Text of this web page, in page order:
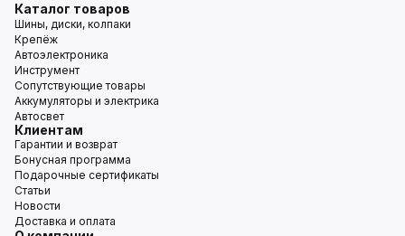
Каталог товаров
Шины, диски, колпаки
Крепёж
Автоэлектроника
Инструмент
Сопутствующие товары
Аккумуляторы и электрика
Автосвет
Клиентам
Гарантии и возврат
Бонусная программа
Подарочные сертификаты
Статьи
Новости
Доставка и оплата